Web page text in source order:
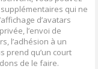
qui ne
d’avatars
l’envoi de
l’adhésion à un
prend qu’un court
de le faire.